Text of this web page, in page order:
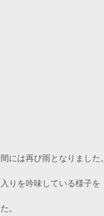
には再び雨となりました。
りを吟味している様子を
。